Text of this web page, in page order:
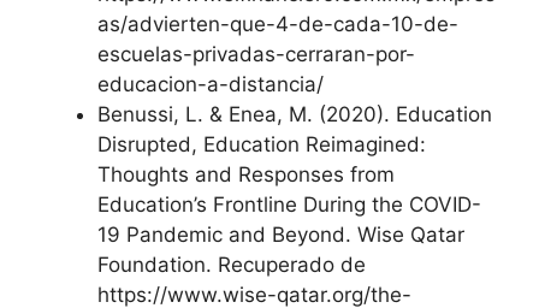
as/advierten-que-4-de-cada-10-de-
escuelas-privadas-cerraran-por-
educacion-a-distancia/
Benussi, L. & Enea, M. (2020). Education
Disrupted, Education Reimagined:
Thoughts and Responses from
Education’s Frontline During the COVID-
19 Pandemic and Beyond. Wise Qatar
Foundation. Recuperado de
https://www.wise-qatar.org/the-